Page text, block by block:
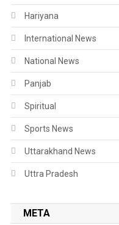
Hariyana
International News
National News
Panjab
Spiritual
Sports News
Uttarakhand News
Uttra Pradesh
META